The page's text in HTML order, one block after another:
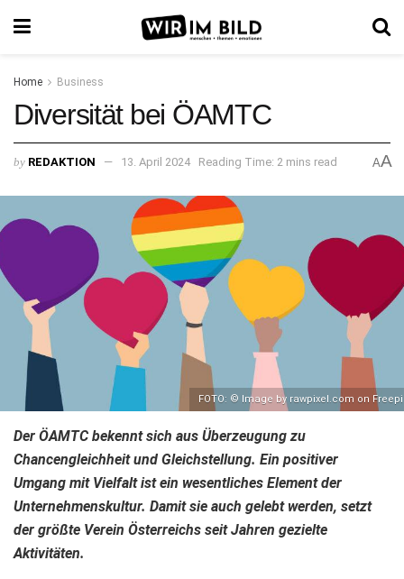
Home Business
Diversität bei ÖAMTC
by REDAKTION 13. April 2024 Reading Time: 2 mins read AA
FOTO: © Image by rawpixel.com on
Der ÖAMTC bekennt sich aus Überzeugung zu
Chancengleichheit und Gleichstellung. Ein positiver
Umgang mit Vielfalt ist ein wesentliches Element der
Unternehmenskultur. Damit sie auch gelebt werden, setzt
der größte Verein Österreichs seit Jahren gezielte
Aktivitäten.